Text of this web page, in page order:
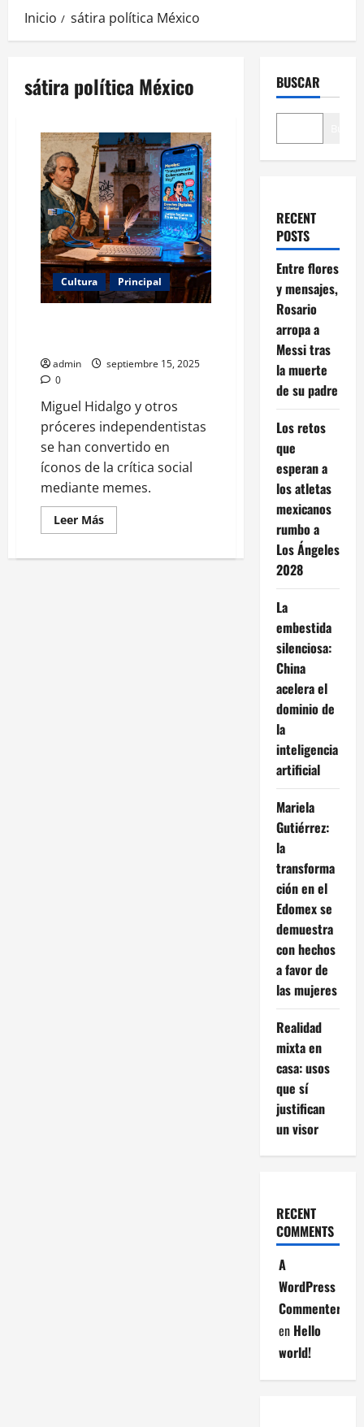
Inicio sátira política México
sátira política México
Cultura Principal
admin
septiembre 15, 2025
0
Miguel Hidalgo y otros
próceres independentistas
se han convertido en
íconos de la crítica social
mediante memes.
Leer MásLeer
más
Sátira
BUSCAR
RECENT
POSTS
Entre flores
y mensajes,
Rosario
arropa a
Messi tras
la muerte
de su padre
Los retos
que
esperan a
los atletas
mexicanos
rumbo a
Los Ángeles
2028
La
embestida
silenciosa:
China
acelera el
dominio de
la
inteligencia
artificial
Mariela
Gutiérrez:
la
transforma
ción en el
Edomex se
demuestra
con hechos
a favor de
las mujeres
Realidad
mixta en
casa: usos
que sí
justifican
un visor
RECENT
COMMENTS
A
WordPress
Commenter
en Hello
world!